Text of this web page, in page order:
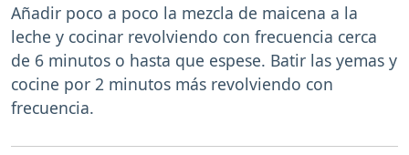
Añadir poco a poco la mezcla de maicena a la
leche y cocinar revolviendo con frecuencia cerca
de 6 minutos o hasta que espese. Batir las yemas y
cocine por 2 minutos más revolviendo con
frecuencia.